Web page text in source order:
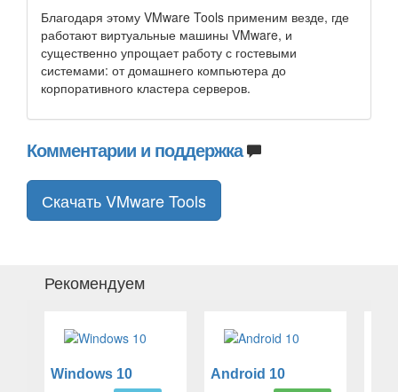
Благодаря этому VMware Tools применим везде, где
работают виртуальные машины VMware, и
существенно упрощает работу с гостевыми
системами: от домашнего компьютера до
корпоративного кластера серверов.
Комментарии и поддержка
Скачать VMware Tools
Рекомендуем
Windows 10 Android 10